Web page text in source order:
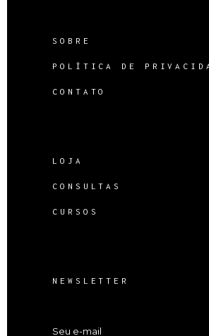
SOBRE
POLÍTICA DE
CONTATO
LOJA
CONSULTAS
CURSOS
NEWSLETTER